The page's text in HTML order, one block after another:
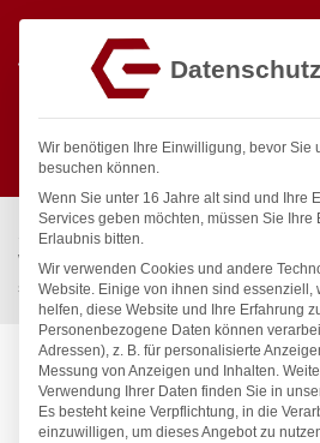
Start / Gastronomiebedarf & Gastro
Wassertechnik
Wellnes
spa Kneipp’sche Garnitur 1/2″ Ø 27mm
Wir benötigen Ihre Einwilligung, bevor Sie
besuchen können.
Wenn Sie unter 16 Jahre alt sind und Ihre
Services geben möchten, müssen Sie
Erlaubnis bitten.
Wir verwenden Cookies und andere
Website. Einige von ihnen sind essenziell,
helfen, diese Website und Ihre Erfahrung
Personenbezogene Daten können
Adressen), z. B. für personalisierte
Messung von Anzeigen und Inhalten.
Verwendung Ihrer Daten finden Sie in
Es besteht keine Verpflichtung, in die
einzuwilligen, um dieses Angebot zu